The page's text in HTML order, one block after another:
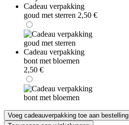
Cadeau verpakking
goud met sterren 2,50 €
Cadeau verpakking
bont met bloemen
2,50 €
Voeg cadeauverpakking toe aan bestelling